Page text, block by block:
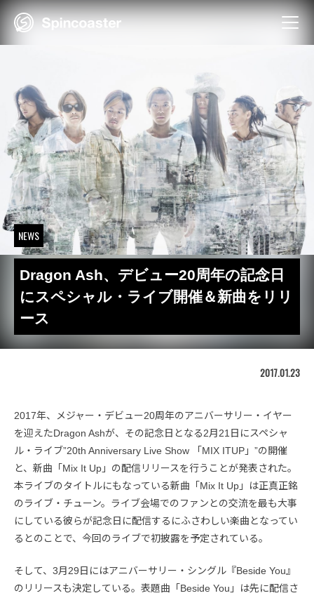
Skip
NEWS
Dragon Ash、デビュー20周年の記念日
にスペシャル・ライブ開催＆新曲をリリ
ース
2017.01.23
2017年、メジャー・デビュー20周年のアニバーサリー・イヤー
を迎えたDragon Ashが、その記念日となる2月21日にスペシャ
ル・ライブ”20th Anniversary Live Show 「MIX ITUP」”の開催
と、新曲「Mix It Up」の配信リリースを行うことが発表された。
本ライブのタイトルにもなっている新曲「Mix It Up」は正真正銘
のライブ・チューン。ライブ会場でのファンとの交流を最も大事
にしている彼らが記念日に配信するにふさわしい楽曲となってい
るとのことで、今回のライブで初披露を予定されている。
そして、3月29日にはアニバーサリー・シングル『Beside You』
のリリースも決定している。表題曲「Beside You」は先に配信さ